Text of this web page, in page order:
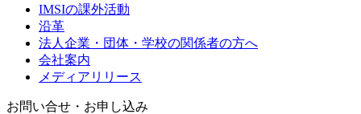
IMSIの課外活動
沿革
法人企業・団体・学校の関係者の方へ
会社案内
メディアリリース
お問い合せ・お申し込み